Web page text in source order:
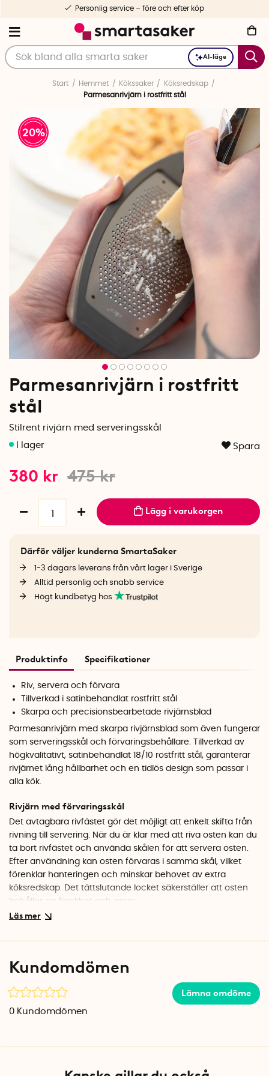
AI-läge
Personlig service – före och efter köp
Start Hemmet Kökssaker
Köksredskap
Parmesanrivjärn i rostfritt stål
20
Parmesanrivjärn i rostfritt
stål
Stilrent rivjärn med serveringsskål
Spara
475kr
380 kr
Lägg i varukorgen
Därför väljer kunderna SmartaSaker
1-3 dagars leverans från vårt lager i Sverige
Alltid personlig och snabb service
Högt kundbetyg hos
Produktinfo Specifikationer
Riv, servera och förvara
Tillverkad i satinbehandlat rostfritt stål
Skarpa och precisionsbearbetade rivjärnsblad
Parmesanrivjärn med skarpa rivjärnsblad som även fungerar
som serveringsskål och förvaringsbehållare. Tillverkad av
högkvalitativt, satinbehandlat 18/10 rostfritt stål, garanterar
rivjärnet lång hållbarhet och en tidlös design som passar i
alla kök.
Rivjärn med förvaringsskål
Det avtagbara rivfästet gör det möjligt att enkelt skifta från
rivning till servering. När du är klar med att riva osten kan du
ta bort rivfästet och använda skålen för att servera osten.
Efter användning kan osten förvaras i samma skål, vilket
förenklar hanteringen och minskar behovet av extra
köksredskap. Det tättslutande locket säkerställer att osten
behåller sin färskhet och arom.
säkerställer effektiv och jämn rivning över tid.
Specifikationer
Kundomdömen
Lämna omdöme
0 Kundomdömen